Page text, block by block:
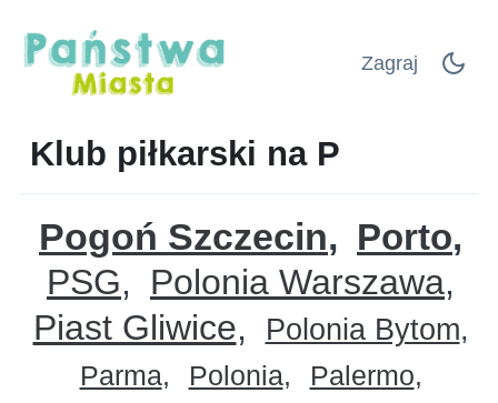
Zagraj
Klub piłkarski na P
Pogoń Szczecin Porto
PSG
Polonia Warszawa
Piast Gliwice
Polonia Bytom
Parma Polonia
Palermo